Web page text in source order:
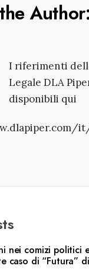
Author:
I riferimenti
Legale DLA
disponibili qui
nei comizi politici
caso di “Futura”